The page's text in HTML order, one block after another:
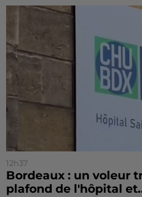
12h37
Bordeaux : un voleur
plafond de l'hôpital